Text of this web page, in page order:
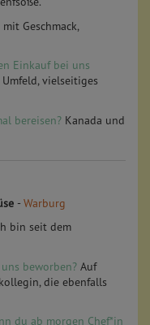
mit Geschmack,
Einkauf bei uns
vielseitiges
bereisen? Kanada und
- Warburg
bin seit dem
beworben? Auf
die ebenfalls
du ab morgen Chef*in